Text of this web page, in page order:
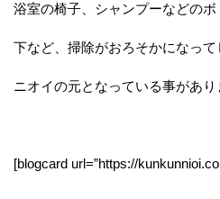
浴室の椅子、シャンプーなどのボ
下など、掃除がおろそかになって
ニオイの元となっている事があり
[blogcard url=”https://